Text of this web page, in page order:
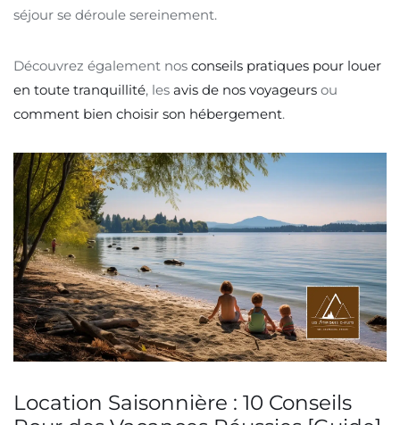
séjour se déroule sereinement.
Découvrez également nos conseils pratiques pour louer
en toute tranquillité, les avis de nos voyageurs ou
comment bien choisir son hébergement.
Location Saisonnière : 10 Conseils